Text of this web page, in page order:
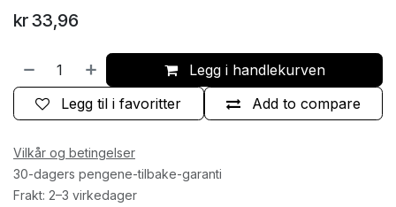
kr33,96
Legg i handlekurven
Add to compare
Legg til i favoritter
Vilkår og betingelser
30-dagers pengene-tilbake-garanti
Frakt: 2–3 virkedager